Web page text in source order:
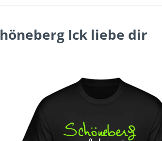
Ick liebe dir